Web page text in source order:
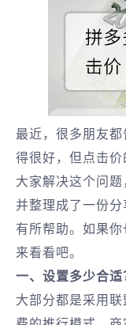
最近，很多朋友
得很好，但点击
大家解决这个问题
并整理成了一份
有所帮助。如果
来看看吧。
一、设置多少合适
大部分都是采用